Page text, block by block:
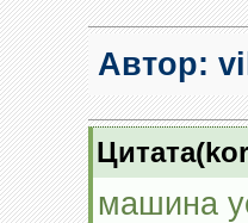
Автор:
машина